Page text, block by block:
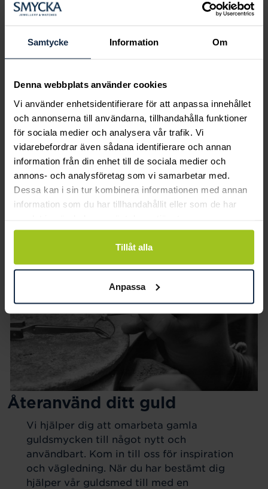
Samtycke Information Om
Denna webbplats använder cookies
Vi använder enhetsidentifierare för att anpassa innehållet
och annonserna till användarna, tillhandahålla funktioner
för sociala medier och analysera vår trafik. Vi
vidarebefordrar även sådana identifierare och annan
information från din enhet till de sociala medier och
annons- och analysföretag som vi samarbetar med.
Dessa kan i sin tur kombinera informationen med annan
information som du har tillhandahållit eller som de har
Tillåt alla
Anpassa
drömring för varje tillfälle i livet. Bokar du
perfekt för just din stil och smak.
Återanvänd ditt guld
Vi hjälper dig att omarbeta gamla
guldsmycken till något nytt och
användbart. Kom in till oss för inspiration
och vägledning. När du har bestämt dig
hjälper vår guldsmed till med en